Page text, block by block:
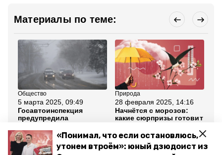
«Понимал, что если остановлюсь,
утонем втроём»: юный дзюдоист из
Материалы по теме:
Общество
5 марта 2025, 09:49
Госавтоинспекция
предупредила
водителей о сильном
ветре
Природа
28 февраля 2025, 14:16
Начнётся с морозов:
какие сюрпризы готовит
весной